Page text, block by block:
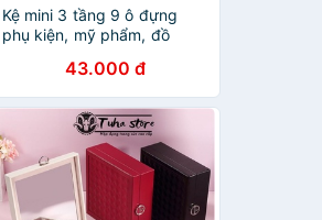
Kệ mini 3 tầng 9 ô đựng
phụ kiện, mỹ phẩm, đồ
đáng yêu --
anthudogiadung89
43.000 đ